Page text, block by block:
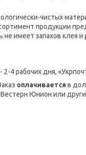
чистых
продукции
имеет запахов клея и
4 рабочих дня,
оплачивается в
Юнион или